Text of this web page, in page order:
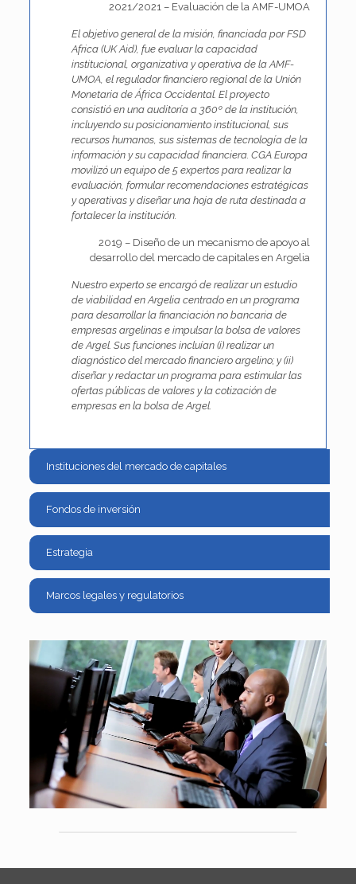
2021/2021 – Evaluación de la AMF-UMOA
El objetivo general de la misión, financiada por FSD
Africa (UK Aid), fue evaluar la capacidad
institucional, organizativa y operativa de la AMF-
UMOA, el regulador financiero regional de la Unión
Monetaria de África Occidental. El proyecto
consistió en una auditoría a 360º de la institución,
incluyendo su posicionamiento institucional, sus
recursos humanos, sus sistemas de tecnología de la
información y su capacidad financiera. CGA Europa
movilizó un equipo de 5 expertos para realizar la
evaluación, formular recomendaciones estratégicas
y operativas y diseñar una hoja de ruta destinada a
fortalecer la institución.
2019 – Diseño de un mecanismo de apoyo al
desarrollo del mercado de capitales en Argelia
Nuestro experto se encargó de realizar un estudio
de viabilidad en Argelia centrado en un programa
para desarrollar la financiación no bancaria de
empresas argelinas e impulsar la bolsa de valores
de Argel. Sus funciones incluían (i) realizar un
diagnóstico del mercado financiero argelino; y (ii)
diseñar y redactar un programa para estimular las
ofertas públicas de valores y la cotización de
empresas en la bolsa de Argel.
Instituciones del mercado de capitales
Fondos de inversión
Estrategia
Marcos legales y regulatorios